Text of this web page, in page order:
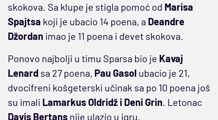
skokova. Sa klupe je stigla pomoć od Marisa
Spajtsa koji je ubacio 14 poena, a Deandre
Džordan imao je 11 poena i devet skokova.
Ponovo najbolji u timu Sparsa bio je Kavaj
Lenard sa 27 poena, Pau Gasol ubacio je 21,
dvocifreni košgeterski učinak sa po 10 poena još
su imali Lamarkus Oldridž i Deni Grin. Letonac
Davis Bertans nije ulazio u igru.